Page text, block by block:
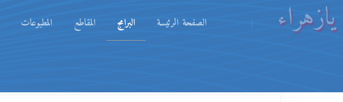
الصفحة الرئيسة البرامج المقاطع المطبوعات يازهراء